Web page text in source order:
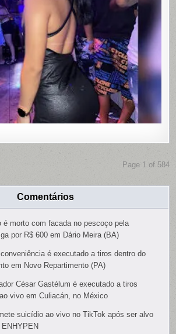
COM
REMOTO
PARTES
É
Page 1 of 584
Comentários
é morto com facada no pescoço pela
por R$ 600 em Dário Meira (BA)
é executado a tiros dentro do
em Novo Repartimento (PA)
César Gastélum é executado a tiros
vivo em Culiacán, no México
suicídio ao vivo no TikTok após ser alvo